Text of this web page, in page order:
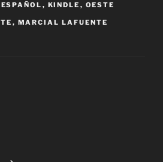
ESPAÑOL , KINDLE , OESTE
, MARCIAL LAFUENTE